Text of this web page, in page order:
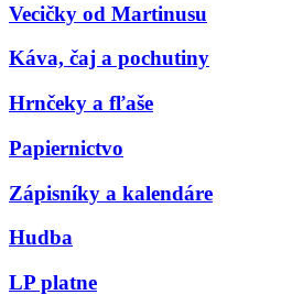
Vecičky od Martinusu
Káva, čaj a pochutiny
Hrnčeky a fľaše
Papiernictvo
Zápisníky a kalendáre
Hudba
LP platne